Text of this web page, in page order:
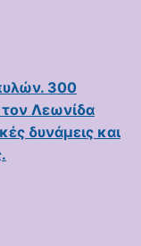
300
τον Λεωνίδα
δυνάμεις και